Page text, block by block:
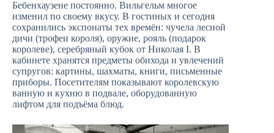
Бебенхаузене постоянно. Вильгельм многое
изменил по своему вкусу. В гостиных и сегодня
сохранились экспонаты тех времён: чучела лесной
дичи (трофеи короля), оружие, рояль (подарок
королеве), серебряный кубок от Николая I. В
кабинете хранятся предметы обихода и увлечений
супругов: картины, шахматы, книги, письменные
приборы. Посетителям показывают королевскую
ванную и кухню в подвале, оборудованную
лифтом для подъёма блюд.